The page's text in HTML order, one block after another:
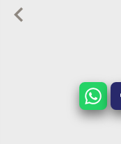
keyboard_arrow_left